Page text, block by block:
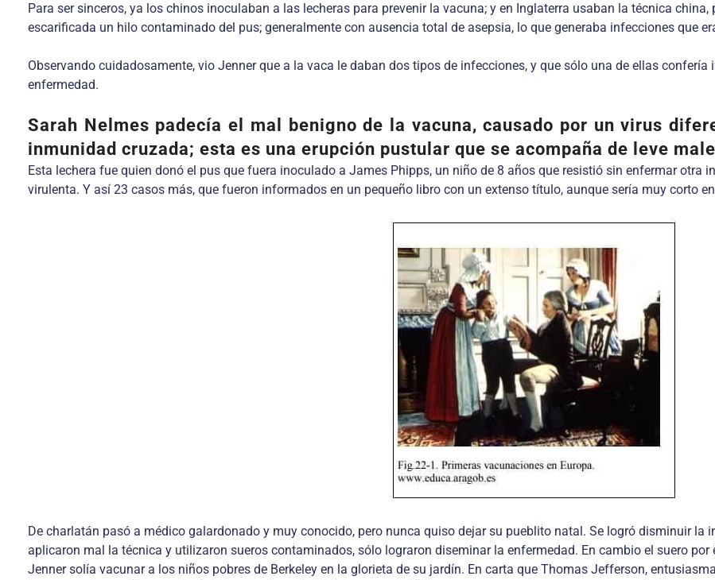
Para ser sinceros, ya los chinos inoculaban a las lecheras para prevenir la vacuna; y en Inglaterra usaban la técnica
escarificada un hilo contaminado del pus; generalmente con ausencia total de asepsia, lo que generaba infecciones que
Observando cuidadosamente, vio Jenner que a la vaca le daban dos tipos de infecciones, y que sólo una de ellas
enfermedad.
Sarah Nelmes padecía el mal benigno de la vacuna, causado por un virus
inmunidad cruzada; esta es una erupción pustular que se acompaña de leve
Esta lechera fue quien donó el pus que fuera inoculado a James Phipps, un niño de 8 años que resistió sin enfermar otra
virulenta. Y así 23 casos más, que fueron informados en un pequeño libro con un extenso título, aunque sería muy corto
De charlatán pasó a médico galardonado y muy conocido, pero nunca quiso dejar su pueblito natal. Se logró disminuir la
aplicaron mal la técnica y utilizaron sueros contaminados, sólo lograron diseminar la enfermedad. En cambio el suero
Jenner solía vacunar a los niños pobres de Berkeley en la glorieta de su jardín. En carta que Thomas Jefferson,